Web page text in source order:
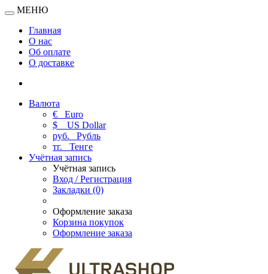
МЕНЮ
Главная
О нас
Об оплате
О доставке
Валюта
€ Euro
$
US Dollar
руб. Рубль
тг. Тенге
Учётная запись
Учётная запись
Вход / Регистрация
Закладки (0)
Оформление заказа
Корзина покупок
Оформление заказа